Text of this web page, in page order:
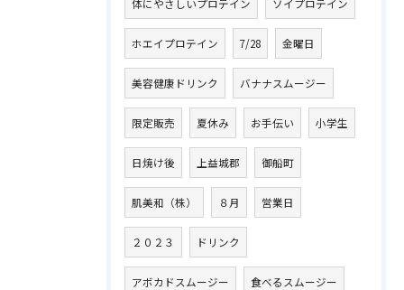
体にやさしいプロテイン ソイプロテイン
ホエイプロテイン 7/28 金曜日
美容健康ドリンク バナナスムージー
限定販売 夏休み お手伝い 小学生
日焼け後 上益城郡 御船町
肌美和（株） ８月 営業日
２０２３ ドリンク
アボカドスムージー 食べるスムージー